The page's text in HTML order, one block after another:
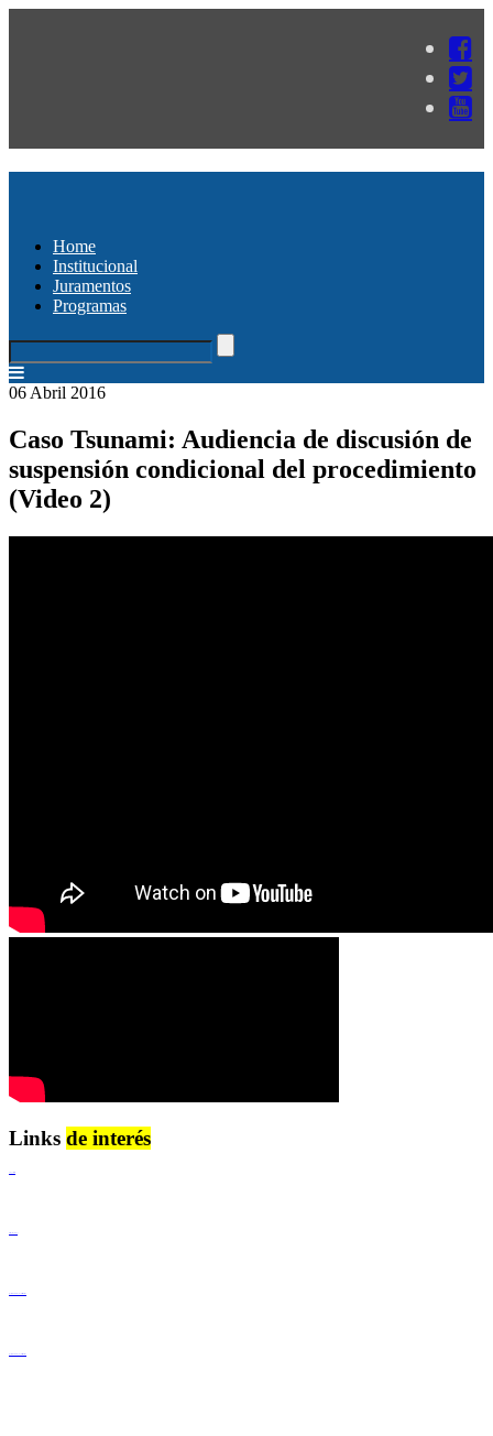
Home
Institucional
Juramentos
Programas
06 Abril 2016
Caso Tsunami: Audiencia de discusión de
suspensión condicional del procedimiento
(Video 2)
Links de interés